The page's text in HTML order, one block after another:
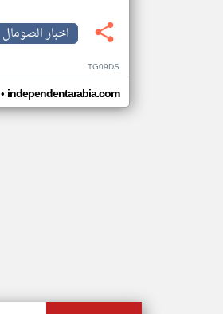
اخبار الصومال
TG09DS
• independentarabia.com